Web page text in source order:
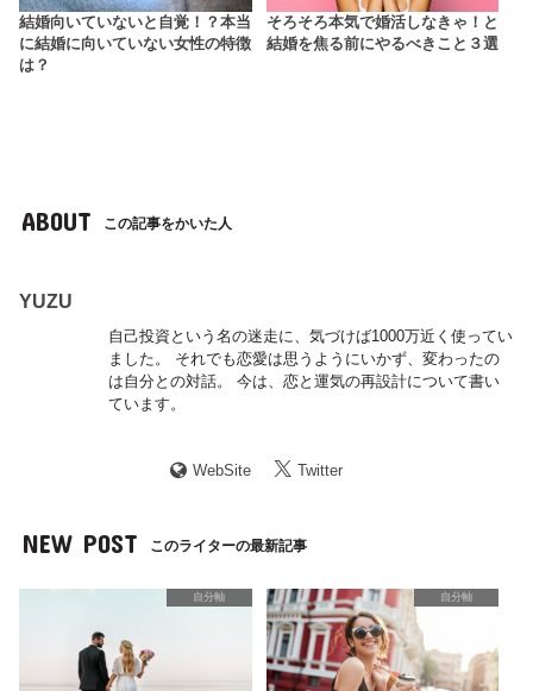
結婚向いていないと自覚！？本当
に結婚に向いていない女性の特徴
は？
そろそろ本気で婚活しなきゃ！と
結婚を焦る前にやるべきこと３選
ABOUT この記事をかいた人
YUZU
自己投資という名の迷走に、気づけば1000万近く使ってい
ました。 それでも恋愛は思うようにいかず、変わったの
は自分との対話。 今は、恋と運気の再設計について書い
ています。
WebSite Twitter
NEW POST このライターの最新記事
自分軸 自分軸